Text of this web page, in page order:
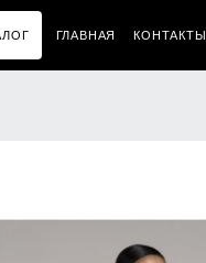
ГЛАВНАЯ КОНТАКТЫ